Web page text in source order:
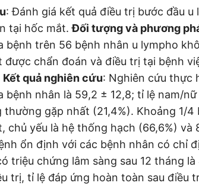
: Đánh giá kết quả điều trị bước đầu
tại hốc mắt.Đối tượng và phương
bệnh trên 56 bệnh nhân u lympho
được chẩn đoán và điều trị tại bệnh
Kết quả nghiên cứu: Nghiên cứu thực
bệnh nhân là 59,2 ± 12,8; tỉ lệ nam/
thường gặp nhất (21,4%). Khoảng 1/
chủ yếu là hệ thống hạch (66,6%) và
ổn định với các bệnh nhân có chỉ
triệu chứng lâm sàng sau 12 tháng
trị, tỉ lệ đáp ứng hoàn toàn sau điều